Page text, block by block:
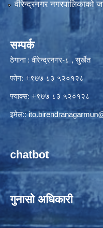
वीरेन्द्रनगर
सम्पर्क
ठेगाना : वीरेन्द्रनगर-८ , सुर्खेत
फोन: +९७७ ८३ ५२०१२८
फ्याक्स: +९७७ ८३ ५२०१२८
इमेल::
chatbot
गुनासो अधिकारी